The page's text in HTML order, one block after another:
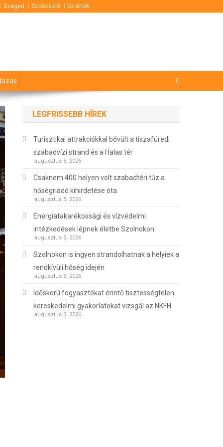
Szeged Szoboszló Szolnok
LEGFRISSEBB HÍREK
Turisztikai attrakciókkal bővült a tiszafüredi
szabadvízi strand és a Halas tér
augusztus 6, 2026
Csaknem 400 helyen volt szabadtéri tűz a
hőségriadó kihirdetése óta
augusztus 5, 2026
Energiatakarékossági és vízvédelmi
intézkedések lépnek életbe Szolnokon
augusztus 3, 2026
Szolnokon is ingyen strandolhatnak a helyiek a
rendkívüli hőség idején
augusztus 3, 2026
Időskorú fogyasztókat érintő tisztességtelen
kereskedelmi gyakorlatokat vizsgál az NKFH
augusztus 3, 2026